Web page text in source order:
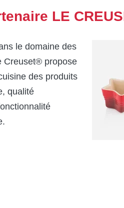
LE
le domaine des
Creuset® propose
des produits
qualité